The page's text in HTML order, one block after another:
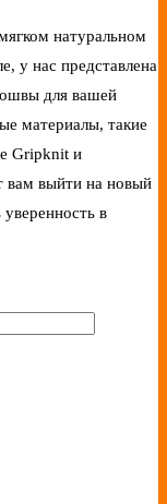
натуральном
у нас представлена
для вашей
материалы, такие
Gripknit и
вам выйти на новый
уверенность в